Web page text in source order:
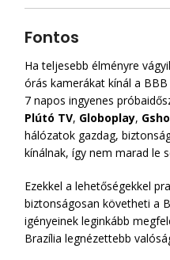
Fontos
Ha teljesebb élményre
órás kamerákat kínál a
7 napos ingyenes
Plútó TV, Globoplay,
hálózatok gazdag,
kínálnak, így nem marad le
Ezekkel a lehetőségekkel
biztonságosan követheti a
igényeinek leginkább
Brazília legnézettebb